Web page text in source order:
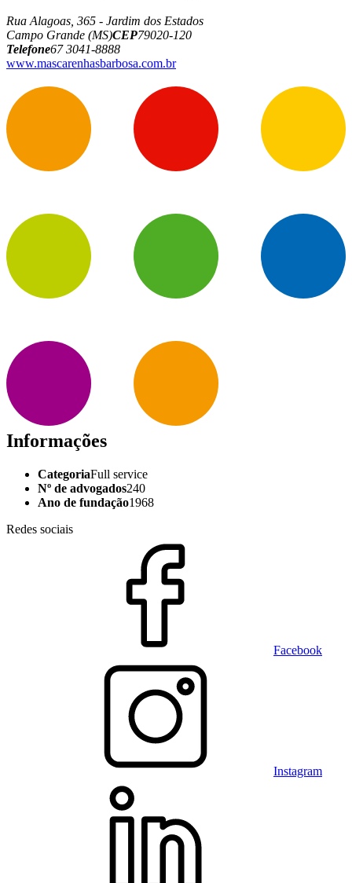
Rua Alagoas, 365 - Jardim dos Estados
Campo Grande (MS)CEP79020-120
Telefone67 3041-8888
www.mascarenhasbarbosa.com.br
Informações
CategoriaFull service
Nº de advogados240
Ano de fundação1968
Redes sociais
Facebook
Instagram